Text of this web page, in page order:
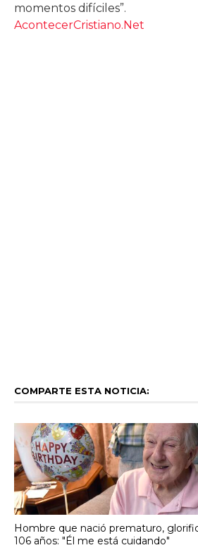
momentos difíciles”.
AcontecerCristiano.Net
COMPARTE ESTA NOTICIA:
Hombre que nació prematuro,
106 años: "Él me está cuidando"